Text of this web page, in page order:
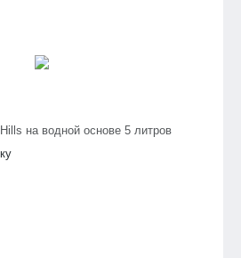
на водной основе 5 литров